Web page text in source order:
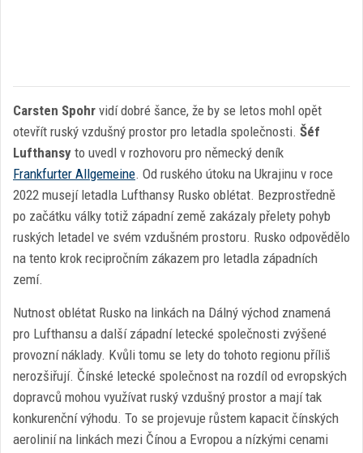
Carsten Spohr vidí dobré šance, že by se letos mohl opět
otevřít ruský vzdušný prostor pro letadla společnosti. Šéf
Lufthansy to uvedl v rozhovoru pro německý deník
Frankfurter Allgemeine. Od ruského útoku na Ukrajinu v roce
2022 musejí letadla Lufthansy Rusko oblétat. Bezprostředně
po začátku války totiž západní země zakázaly přelety pohyb
ruských letadel ve svém vzdušném prostoru. Rusko odpovědělo
na tento krok recipročním zákazem pro letadla západních
zemí.
Nutnost oblétat Rusko na linkách na Dálný východ znamená
pro Lufthansu a další západní letecké společnosti zvýšené
provozní náklady. Kvůli tomu se lety do tohoto regionu příliš
nerozšiřují. Čínské letecké společnost na rozdíl od evropských
dopravců mohou využívat ruský vzdušný prostor a mají tak
konkurenční výhodu. To se projevuje růstem kapacit čínských
aerolinií na linkách mezi Čínou a Evropou a nízkými cenami